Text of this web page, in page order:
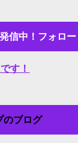
信中！フォロー
す！
のブログ